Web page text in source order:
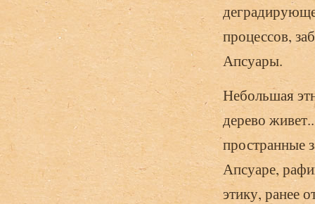
процессов,
Апсуары.
Небольшая
дерево
пространные
Апсуаре,
этику, ранее